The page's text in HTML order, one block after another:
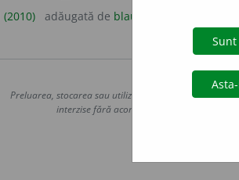
(2010) adăugată de blaurb.
Copyright ©
Preluarea, stocarea sau utilizarea datelor de pe
interzise fără acordul nostru prealabil